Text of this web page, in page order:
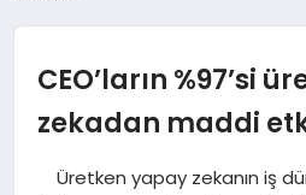
TEKNOLOJI
CEO’ların %97’si
zekadan maddi
Üretken yapay zekanın iş